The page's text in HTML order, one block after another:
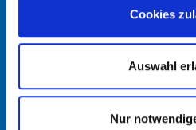
Cookies
Auswahl
Nur
Schmidt & Clemens
Engineering Services Sdn.